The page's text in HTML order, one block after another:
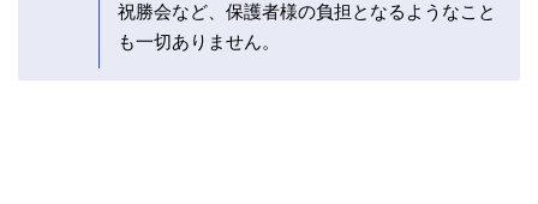
祝勝会など、保護者様の負担となるようなこと
も一切ありません。